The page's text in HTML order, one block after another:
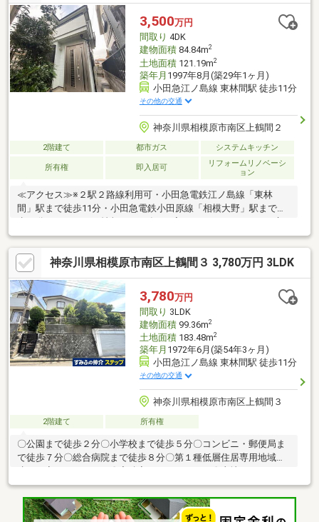
見えます。◇エコキュートや太陽光パネルが設置されているオー
ル電化住宅です。
3,500万円
間取り 4DK
建物面積84.84m2
土地面積121.19m2
築年月 1997年8月(築29年1ヶ月)
小田急江ノ島線 東林間駅 徒歩11分
その他の交通
神奈川県相模原市南区上鶴間２
2階建て 都市ガス システムキッチン
所有権 即入居可
リフォームリノベーシ
ョン
≪アクセス≫※２駅２路線利用可・小田急電鉄江ノ島線「東林
間」駅まで徒歩11分・小田急電鉄小田原線「相模大野」駅まで徒
換・ユニットバス交換・給湯器交換・サンルーム設置・玄関ドア
交換・外壁屋根塗装
神奈川県相模原市南区上鶴間３ 3,780万円 3LDK
3,780万円
間取り 3LDK
建物面積99.36m2
土地面積183.48m2
築年月 1972年6月(築54年3ヶ月)
小田急江ノ島線 東林間駅 徒歩11分
その他の交通
神奈川県相模原市南区上鶴間３
2階建て 所有権
〇公園まで徒歩２分〇小学校まで徒歩５分〇コンビニ・郵便局ま
で徒歩７分〇総合病院まで徒歩８分〇第１種低層住居専用地域〇
３．４８㎡（５５．５０坪）